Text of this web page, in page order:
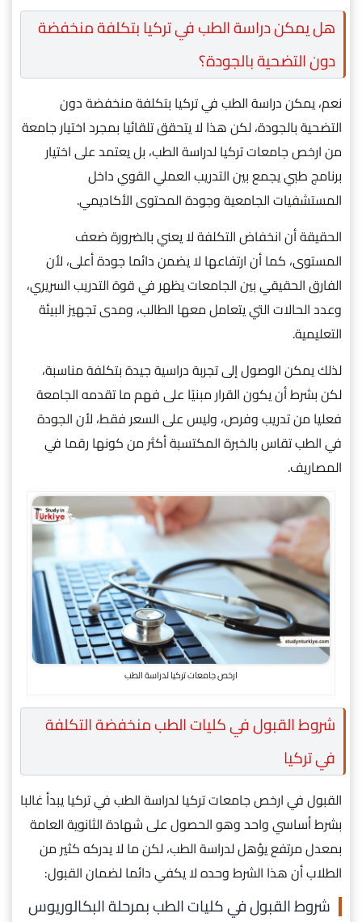
هل يمكن دراسة الطب في تركيا بتكلفة منخفضة
دون التضحية بالجودة؟
نعم، يمكن دراسة الطب في تركيا بتكلفة منخفضة دون
التضحية بالجودة، لكن هذا لا يتحقق تلقائيا بمجرد اختيار جامعة
من ارخص جامعات تركيا لدراسة الطب، بل يعتمد على اختيار
برنامج طبي يجمع بين التدريب العملي القوي داخل
المستشفيات الجامعية وجودة المحتوى الأكاديمي.
الحقيقة أن انخفاض التكلفة لا يعني بالضرورة ضعف
المستوى، كما أن ارتفاعها لا يضمن دائما جودة أعلى، لأن
الفارق الحقيقي بين الجامعات يظهر في قوة التدريب السريري،
وعدد الحالات التي يتعامل معها الطالب، ومدى تجهيز البيئة
التعليمية.
لذلك يمكن الوصول إلى تجربة دراسية جيدة بتكلفة مناسبة،
لكن بشرط أن يكون القرار مبنيًا على فهم ما تقدمه الجامعة
فعليا من تدريب وفرص، وليس على السعر فقط، لأن الجودة
في الطب تقاس بالخبرة المكتسبة أكثر من كونها رقما في
المصاريف.
ارخص جامعات تركيا لدراسة الطب
شروط القبول في كليات الطب منخفضة التكلفة
في تركيا
القبول في ارخص جامعات تركيا لدراسة الطب في تركيا يبدأ غالبا
بشرط أساسي واحد وهو الحصول على شهادة الثانوية العامة
بمعدل مرتفع يؤهل لدراسة الطب، لكن ما لا يدركه كثير من
الطلاب أن هذا الشرط وحده لا يكفي دائما لضمان القبول:
شروط القبول في كليات الطب بمرحلة البكالوريوس